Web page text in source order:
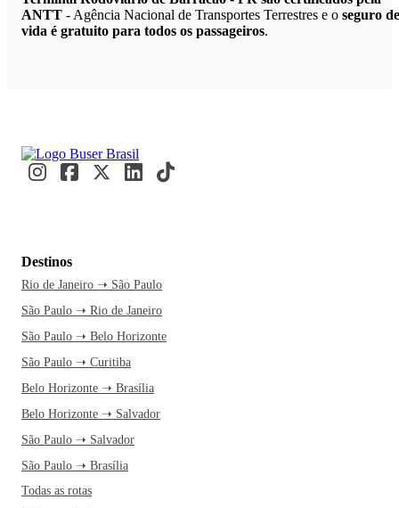
ANTT - Agência Nacional de Transportes Terrestres e o seguro de
vida é gratuito para todos os passageiros.
Destinos
Rio de Janeiro ➝ São Paulo
São Paulo ➝ Rio de Janeiro
São Paulo ➝ Belo Horizonte
São Paulo ➝ Curitiba
Belo Horizonte ➝ Brasília
Belo Horizonte ➝ Salvador
São Paulo ➝ Salvador
São Paulo ➝ Brasília
Todas as rotas